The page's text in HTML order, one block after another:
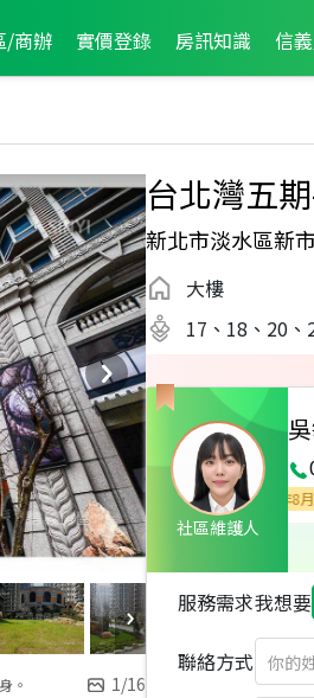
/商辦 實價登錄 房訊知識 信
。 1/16
台北灣五
新北市淡水區新
大樓
17、18、20
社區維護人
服務需求我想要
聯絡方式